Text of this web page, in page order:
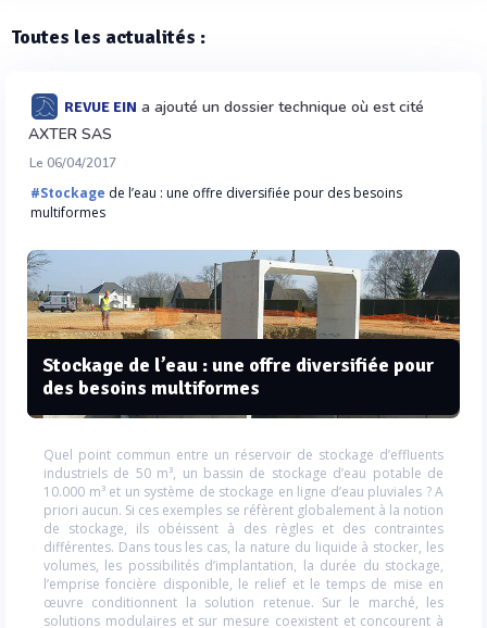
Toutes les actualités :
REVUE EIN a ajouté un dossier technique où est cité
AXTER SAS
Le 06/04/2017
#Stockage de l’eau : une offre diversifiée pour des besoins
multiformes
Stockage de l’eau : une offre diversifiée pour
des besoins multiformes
Quel point commun entre un réservoir de stockage d’effluents
industriels de 50 m³, un bassin de stockage d’eau potable de
10.000 m³ et un système de stockage en ligne d’eau pluviales ? A
priori aucun. Si ces exemples se réfèrent globalement à la notion
de stockage, ils obéissent à des règles et des contraintes
différentes. Dans tous les cas, la nature du liquide à stocker, les
volumes, les possibilités d’implantation, la durée du stockage,
l’emprise foncière disponible, le relief et le temps de mise en
œuvre conditionnent la solution retenue. Sur le marché, les
solutions modulaires et sur mesure coexistent et concourent à